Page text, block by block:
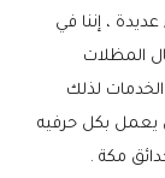
، إننا في
المظلات
لذلك
يعمل بكل حرفيه
مكة .